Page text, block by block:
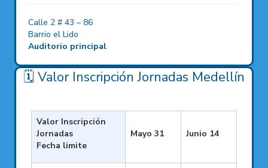
Calle 2 # 43 – 86
Barrio el Lido
Auditorio principal
🗓️ Valor Inscripción Jornadas Medellín
Valor Inscripción
Jornadas
Fecha limite
Mayo 31 Junio 14